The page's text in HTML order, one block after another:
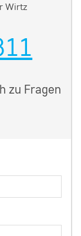
Wirtz
zu Fragen